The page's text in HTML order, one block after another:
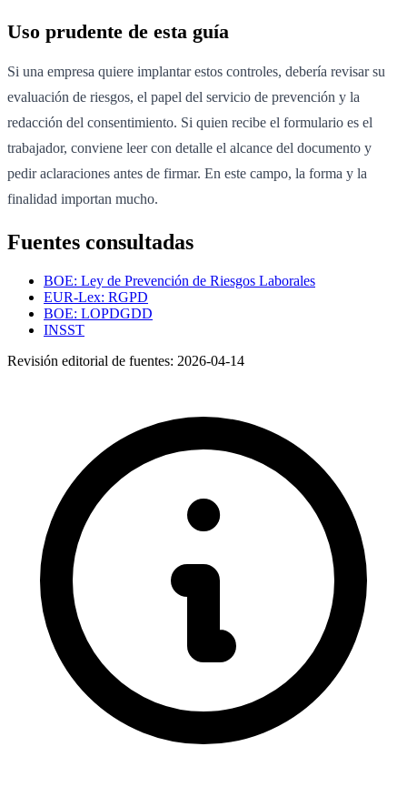
Uso prudente de esta guía
Si una empresa quiere implantar estos controles, debería revisar su
evaluación de riesgos, el papel del servicio de prevención y la
redacción del consentimiento. Si quien recibe el formulario es el
trabajador, conviene leer con detalle el alcance del documento y
pedir aclaraciones antes de firmar. En este campo, la forma y la
finalidad importan mucho.
Fuentes consultadas
BOE: Ley de Prevención de Riesgos Laborales
EUR-Lex: RGPD
BOE: LOPDGDD
INSST
Revisión editorial de fuentes: 2026-04-14